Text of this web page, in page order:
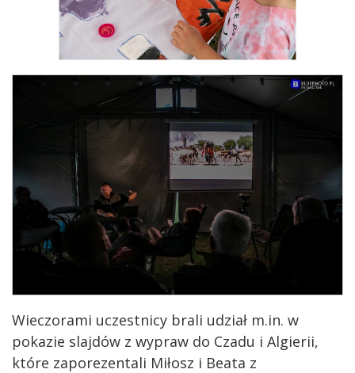
Wieczorami uczestnicy brali udział m.in. w
pokazie slajdów z wypraw do Czadu i Algierii,
które zaporezentali Miłosz i Beata z